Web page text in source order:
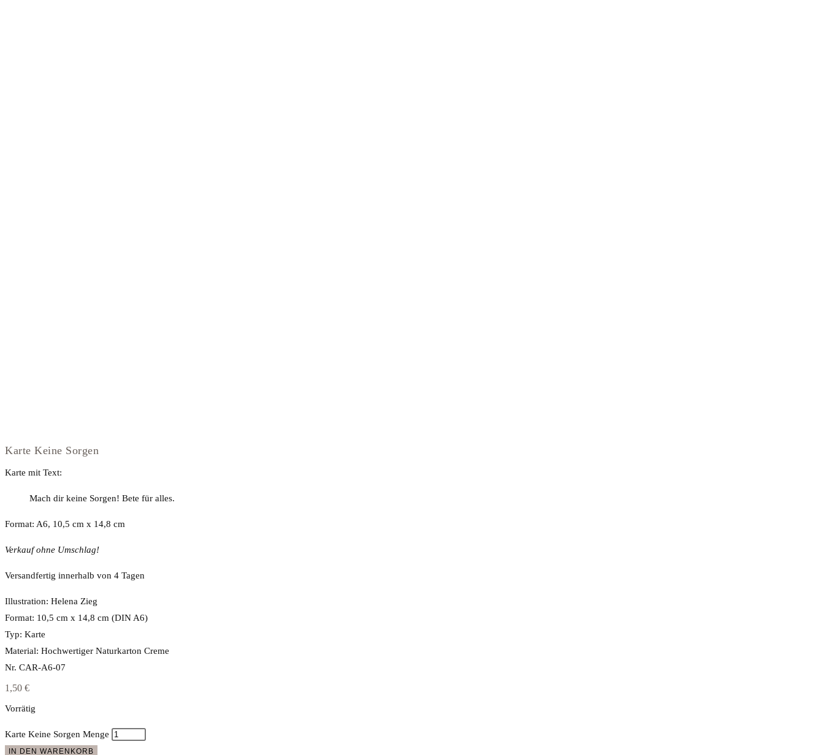
Karte Keine Sorgen
Karte mit Text:
Mach dir keine Sorgen! Bete für alles.
Format: A6, 10,5 cm x 14,8 cm
Verkauf ohne Umschlag!
Versandfertig innerhalb von 4 Tagen
Illustration: Helena Zieg
Format: 10,5 cm x 14,8 cm (DIN A6)
Typ: Karte
Material: Hochwertiger Naturkarton Creme
Nr. CAR-A6-07
1,50 €
Vorrätig
Karte Keine Sorgen Menge
IN DEN WARENKORB